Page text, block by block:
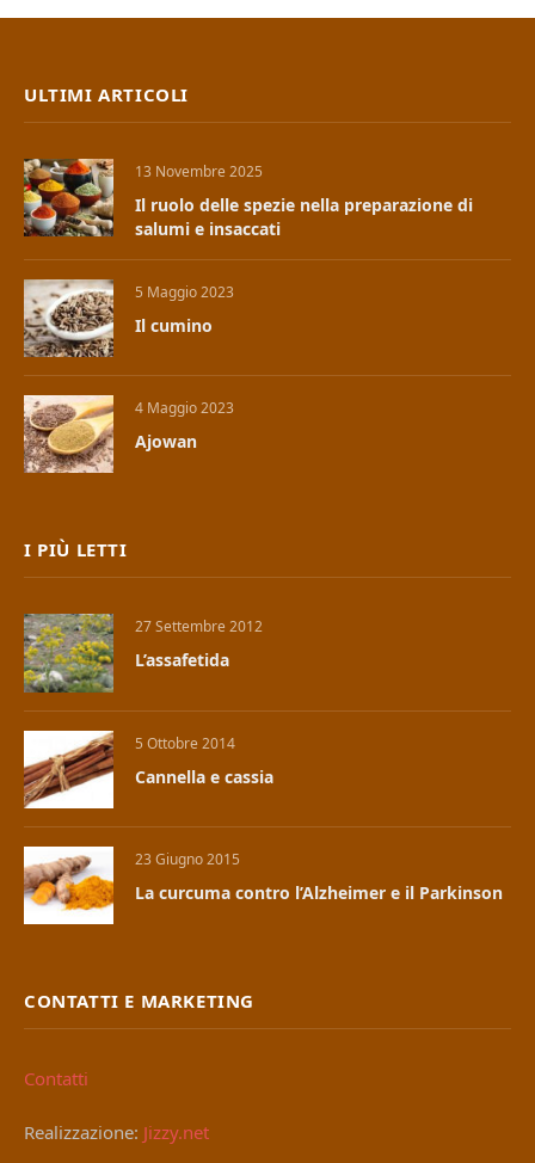
ULTIMI ARTICOLI
13 Novembre 2025
Il ruolo delle spezie nella preparazione di
salumi e insaccati
5 Maggio 2023
Il cumino
4 Maggio 2023
Ajowan
I PIÙ LETTI
27 Settembre 2012
L’assafetida
5 Ottobre 2014
Cannella e cassia
23 Giugno 2015
La curcuma contro l’Alzheimer e il Parkinson
CONTATTI E MARKETING
Contatti
Realizzazione: Jizzy.net